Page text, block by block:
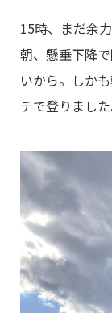
15時、まだ余
朝、懸垂下降
いから。しか
チで登りました